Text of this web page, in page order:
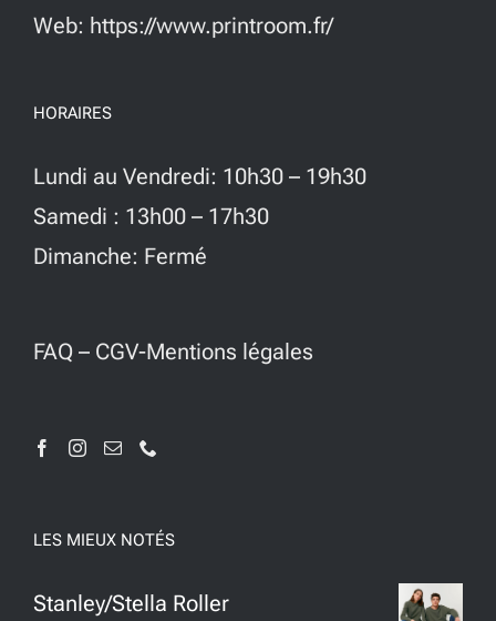
Web: https://www.printroom.fr/
HORAIRES
Lundi au Vendredi: 10h30 – 19h30
Samedi : 13h00 – 17h30
Dimanche: Fermé
FAQ – CGV-Mentions légales
LES MIEUX NOTÉS
Stanley/Stella Roller